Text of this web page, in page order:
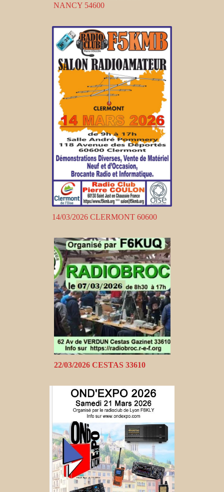
NANCY 54600
14/03/2026 CLERMONT 60600
22/03/2026 CESTAS 33610